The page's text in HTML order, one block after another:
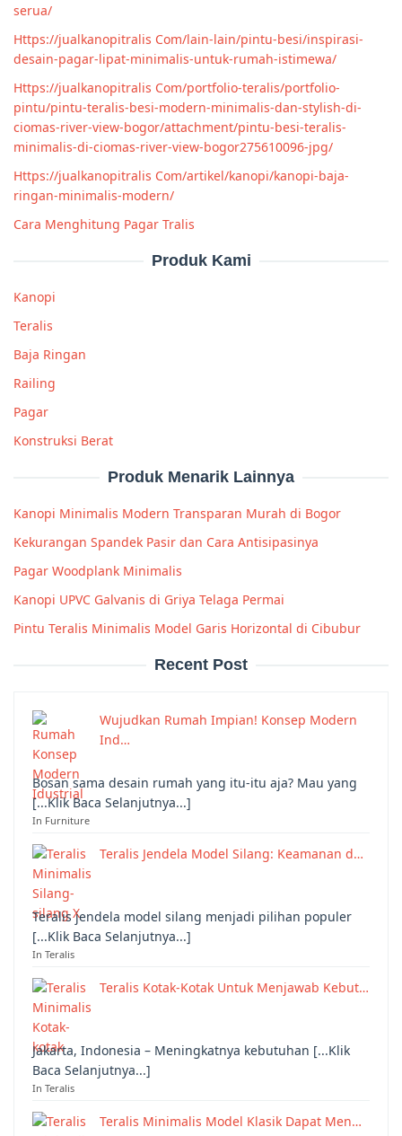
serua/
Https://jualkanopitralis Com/lain-lain/pintu-besi/inspirasi-
desain-pagar-lipat-minimalis-untuk-rumah-istimewa/
Https://jualkanopitralis Com/portfolio-teralis/portfolio-
pintu/pintu-teralis-besi-modern-minimalis-dan-stylish-di-
ciomas-river-view-bogor/attachment/pintu-besi-teralis-
minimalis-di-ciomas-river-view-bogor275610096-jpg/
Https://jualkanopitralis Com/artikel/kanopi/kanopi-baja-
ringan-minimalis-modern/
Cara Menghitung Pagar Tralis
Produk Kami
Kanopi
Teralis
Baja Ringan
Railing
Pagar
Konstruksi Berat
Produk Menarik Lainnya
Kanopi Minimalis Modern Transparan Murah di Bogor
Kekurangan Spandek Pasir dan Cara Antisipasinya
Pagar Woodplank Minimalis
Kanopi UPVC Galvanis di Griya Telaga Permai
Pintu Teralis Minimalis Model Garis Horizontal di Cibubur
Recent Post
Wujudkan Rumah Impian! Konsep Modern
Ind…
Bosan sama desain rumah yang itu-itu aja? Mau yang
[...Klik Baca Selanjutnya...]
In Furniture
Teralis Jendela Model Silang: Keamanan d…
Teralis jendela model silang menjadi pilihan populer
[...Klik Baca Selanjutnya...]
In Teralis
Teralis Kotak-Kotak Untuk Menjawab Kebut…
Jakarta, Indonesia – Meningkatnya kebutuhan [...Klik
Baca Selanjutnya...]
In Teralis
Teralis Minimalis Model Klasik Dapat Men…